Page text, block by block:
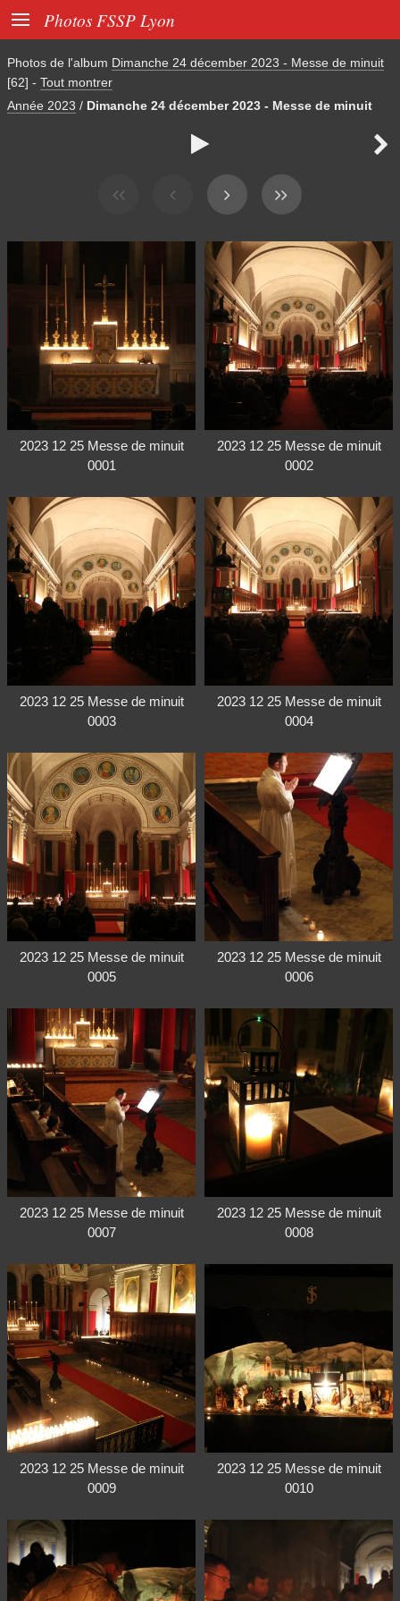
 Photos FSSP Lyon
Photos de l'album Dimanche 24 décember 2023 - Messe de minuit
[62] - Tout montrer
Année 2023 / Dimanche 24 décember 2023 - Messe de minuit
 
2023 12 25 Messe de minuit
0001
2023 12 25 Messe de minuit
0002
2023 12 25 Messe de minuit
0003
2023 12 25 Messe de minuit
0004
2023 12 25 Messe de minuit
0005
2023 12 25 Messe de minuit
0006
2023 12 25 Messe de minuit
0007
2023 12 25 Messe de minuit
0008
2023 12 25 Messe de minuit
0009
2023 12 25 Messe de minuit
0010